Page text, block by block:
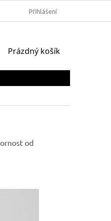
REKLAMACE A VRÁCENÍ ZBOŽÍ
Přihlášení
NÁKUPNÍ
Prázdný košík
od